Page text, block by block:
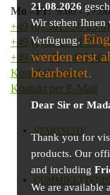
Mo -Fr: 9.00 -
+49 (0) 361 / 30 25
+49 (0) 361 / 41 77
+49 (0) 179 / 425 50
Kontaktformular
Kontakt per E-Mail
STARTSEITE
21.08.2026
Wir stehen Ihnen
Verfügung.
werden erst
bearbeitet.
Dear Sir or
Thank you for
products. Our
and including
We are available